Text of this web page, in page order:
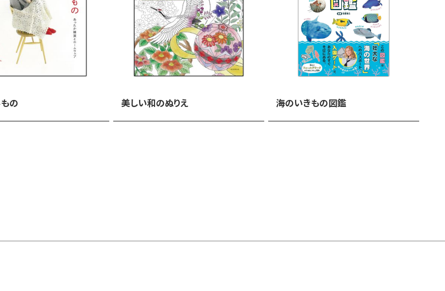
の 美しい和のぬりえ 海のいきもの図鑑